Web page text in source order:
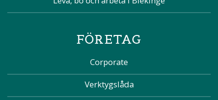
FÖRETAG
Corporate
Verktygslåda